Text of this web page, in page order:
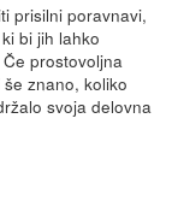
prisilni poravnavi,
bi jih lahko
prostovoljna
znano, koliko
svoja delovna